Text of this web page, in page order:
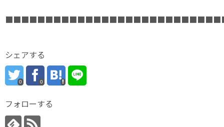
シェアする
0 0
フォローする